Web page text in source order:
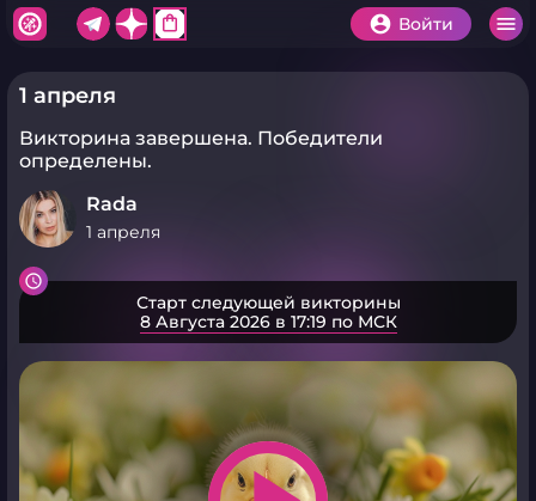
shopping_bag Войти
1 апреля
Викторина завершена. Победители
определены.
Rada
1 апреля
Старт следующей викторины
8 Августа 2026 в 17:19 по МСК